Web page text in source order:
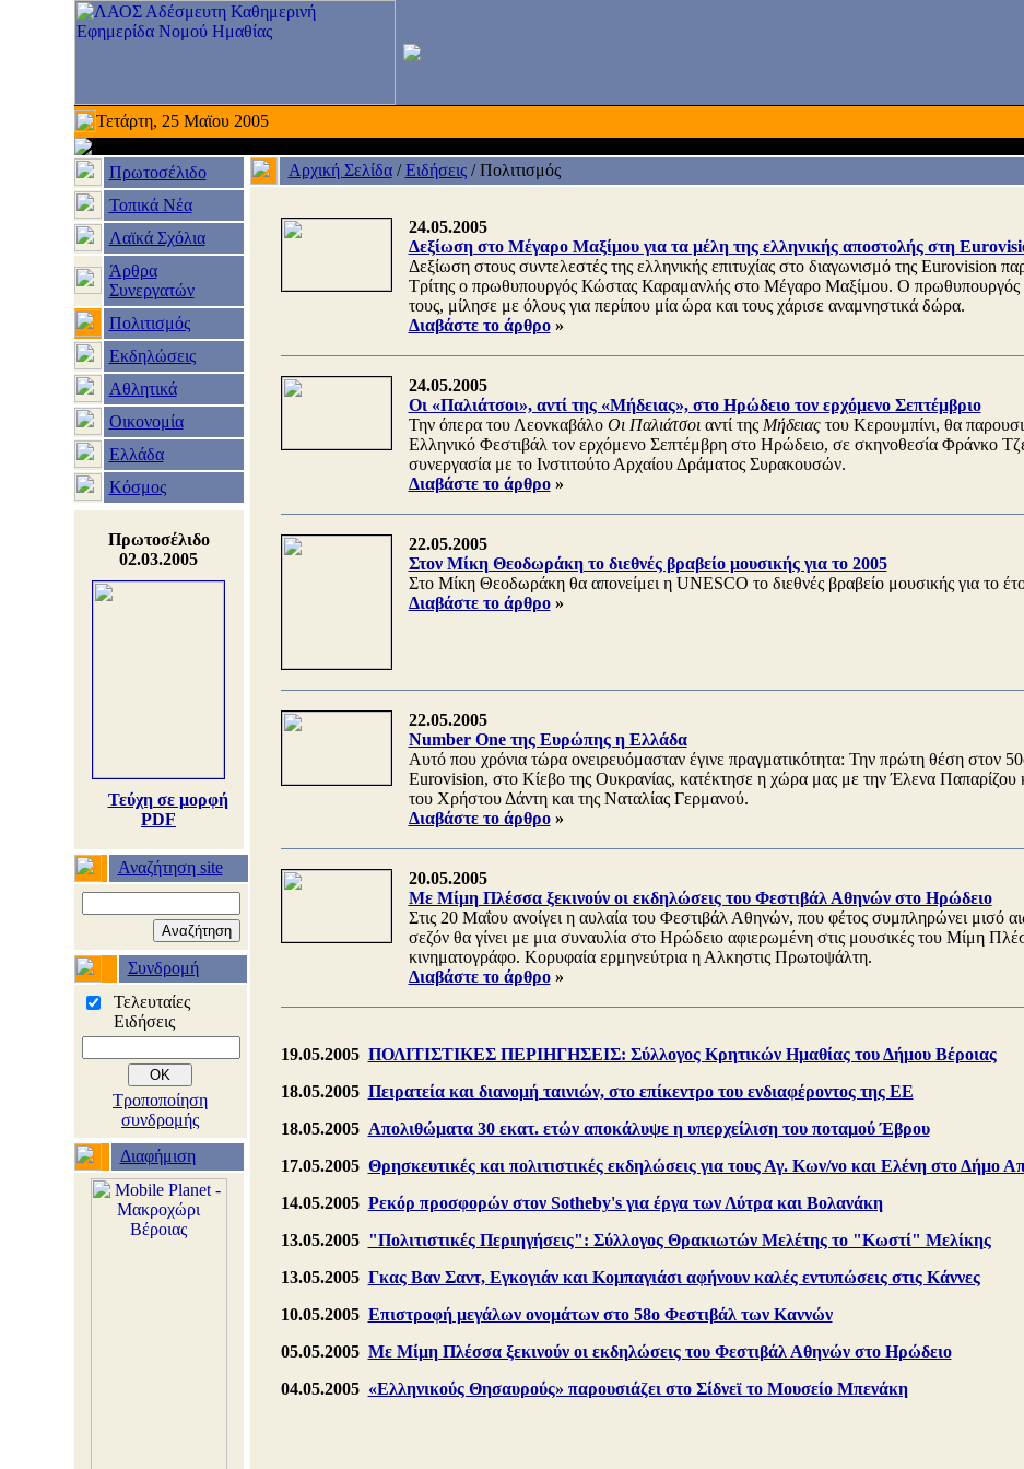
Τετάρτη, 25 Μαϊου 2005
Πρωτοσέλιδο
Τοπικά Νέα
Λαϊκά Σχόλια
Άρθρα
Συνεργατών
Πολιτισμός
Εκδηλώσεις
Αθλητικά
Οικονομία
Ελλάδα
Κόσμος
Πρωτοσέλιδο
02.03.2005
Τεύχη σε μορφή
PDF
Αναζήτηση site
Συνδρομή
Τελευταίες
Ειδήσεις
Τροποποίηση
συνδρομής
Διαφήμιση
Αρχική Σελίδα/Ειδήσεις/Πολιτισμός
24.05.2005
Δεξίωση στο Μέγαρο Μαξίμου για τα μέλη της ελληνικής αποστολής στη
Δεξίωση στους συντελεστές της ελληνικής επιτυχίας στο διαγωνισμό της Eurovision
Τρίτης ο πρωθυπουργός Κώστας Καραμανλής στο Μέγαρο Μαξίμου. Ο πρωθυπουργός
τους, μίλησε με όλους για περίπου μία ώρα και τους χάρισε αναμνηστικά δώρα.
Διαβάστε το άρθρο»
24.05.2005
Οι «Παλιάτσοι», αντί της «Μήδειας», στο Ηρώδειο τον ερχόμενο Σεπτέμβριο
Την όπερα του Λεονκαβάλο Οι Παλιάτσοι αντί της Μήδειας του Κερουμπίνι, θα
Ελληνικό Φεστιβάλ τον ερχόμενο Σεπτέμβρη στο Ηρώδειο, σε σκηνοθεσία Φράνκο
συνεργασία με το Ινστιτούτο Αρχαίου Δράματος Συρακουσών.
Διαβάστε το άρθρο»
22.05.2005
Στον Μίκη Θεοδωράκη το διεθνές βραβείο μουσικής για το 2005
Στο Μίκη Θεοδωράκη θα απονείμει η UNESCO το διεθνές βραβείο μουσικής για το
Διαβάστε το άρθρο»
22.05.2005
Number One της Ευρώπης η Ελλάδα
Αυτό που χρόνια τώρα ονειρευόμασταν έγινε πραγματικότητα: Την πρώτη θέση στον
Eurovision, στο Κίεβο της Ουκρανίας, κατέκτησε η χώρα μας με την Έλενα Παπαρίζου
του Χρήστου Δάντη και της Ναταλίας Γερμανού.
Διαβάστε το άρθρο»
20.05.2005
Με Μίμη Πλέσσα ξεκινούν οι εκδηλώσεις του Φεστιβάλ Αθηνών στο Ηρώδειο
Στις 20 Μαΐου ανοίγει η αυλαία του Φεστιβάλ Αθηνών, που φέτος συμπληρώνει μισό
σεζόν θα γίνει με μια συναυλία στο Ηρώδειο αφιερωμένη στις μουσικές του Μίμη
κινηματογράφο. Κορυφαία ερμηνεύτρια η Αλκηστις Πρωτοψάλτη.
Διαβάστε το άρθρο»
19.05.2005 ΠΟΛΙΤΙΣΤΙΚΕΣ ΠΕΡΙΗΓΗΣΕΙΣ: Σύλλογος Κρητικών Ημαθίας του Δήμου Βέροιας
18.05.2005 Πειρατεία και διανομή ταινιών, στο επίκεντρο του ενδιαφέροντος της ΕΕ
18.05.2005 Απολιθώματα 30 εκατ. ετών αποκάλυψε η υπερχείλιση του ποταμού Έβρου
17.05.2005 Θρησκευτικές και πολιτιστικές εκδηλώσεις για τους Αγ. Κων/νο και Ελένη στο Δήμο
14.05.2005 Ρεκόρ προσφορών στον Sotheby's για έργα των Λύτρα και Βολανάκη
13.05.2005 "Πολιτιστικές Περιηγήσεις": Σύλλογος Θρακιωτών Μελέτης το "Κωστί" Μελίκης
13.05.2005 Γκας Βαν Σαντ, Εγκογιάν και Κομπαγιάσι αφήνουν καλές εντυπώσεις στις Κάννες
10.05.2005 Επιστροφή μεγάλων ονομάτων στο 58ο Φεστιβάλ των Καννών
05.05.2005 Με Μίμη Πλέσσα ξεκινούν οι εκδηλώσεις του Φεστιβάλ Αθηνών στο Ηρώδειο
04.05.2005 «Ελληνικούς Θησαυρούς» παρουσιάζει στο Σίδνεϊ το Μουσείο Μπενάκη